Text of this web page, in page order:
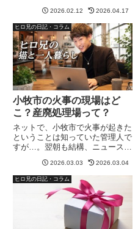
す。偉人や芸能人の名言だけでな
く、エピソードなども過去に書い
ているので、まとめ記事として投
稿。本田宗一郎の名言・エピソ
ー...
2026.02.12 2026.04.17
ヒロ兄の日記・コラム
小牧市の火事の現場はど
こ？産廃処理場って？
ネットで、小牧市で火事が起きた
ということは知っていた管理人で
すが…。翌朝も結構、ニュースで
産廃処理場ってどこなんだろう？
と、地元ならではの疑問が【小牧
市】火事のあった産廃処理場の現
場はどこ？ヤマショー金属〒48...
2026.03.03 2026.03.04
ヒロ兄の日記・コラム